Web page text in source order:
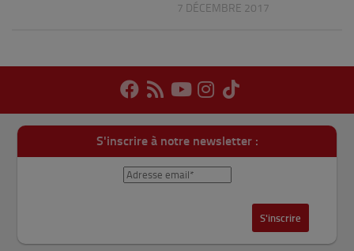
7 DÉCEMBRE 2017
S'inscrire à notre newsletter :